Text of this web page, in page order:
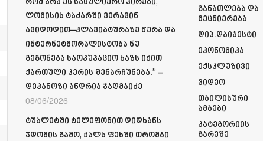
ლომისის ტაძარში ვერავინ
ავიდოდით–კლავიატურაზე წერა და
ინტერნეტმორალისტობა ნუ
გეგონება საოკუპაციო ხაზს იქით
ქართული კერის შენარჩუნება.” –
დეკანოზი ანდრია ჯაღმაიძე
08/06/2026
ტუალეტში ტელეფონით დიდხანს
ჯდომის გამო, ქალს ფეხში თრომბი
Განათლება Და
Მეცნიერება
Დიპ.დაიჯესტი
Ეკონომიკა
Ექსკლუზივი
Ვიდეო
Თბილისური
Ამბები
Კატეგორიის
Გარეშე